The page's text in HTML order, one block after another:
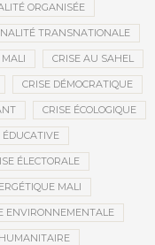
ORGANISÉE
TRANSNATIONALE
CRISE AU SAHEL
CRISE DÉMOCRATIQUE
CRISE ÉCOLOGIQUE
ÉDUCATIVE
ÉLECTORALE
MALI
ENVIRONNEMENTALE